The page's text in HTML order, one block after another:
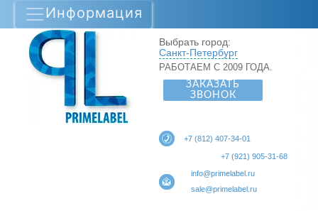
Информация
Выбрать город:
Санкт-Петербург
РАБОТАЕМ С 2009 ГОДА.
ЗАКАЗАТЬ
ЗВОНОК
+7 (812) 407-34-01
+7 (921) 905-31-68
info@primelabel.ru
sale@primelabel.ru